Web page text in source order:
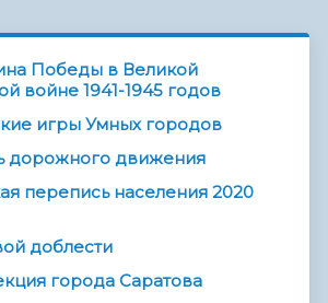
Победы в Великой
войне 1941-1945 годов
игры Умных городов
дорожного движения
перепись населения 2020
доблести
города Саратова